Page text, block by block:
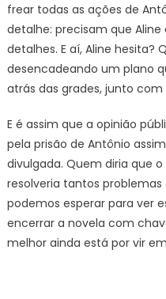
frear todas as ações de
detalhe: precisam que
detalhes. E aí, Aline hesita?
desencadeando um plano
atrás das grades, junto com
E é assim que a opinião
pela prisão de Antônio
divulgada. Quem diria que
resolveria tantos problemas
podemos esperar para ver
encerrar a novela com
melhor ainda está por vir